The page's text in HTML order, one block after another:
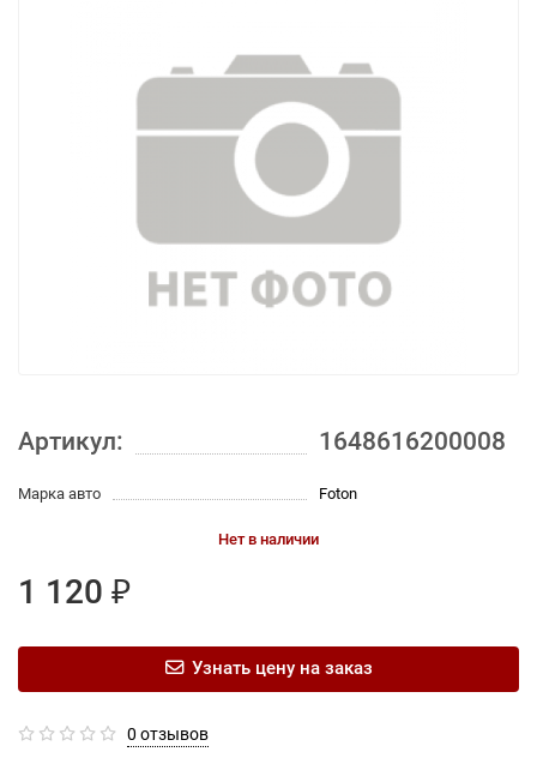
Артикул: 1648616200008
Марка авто Foton
Нет в наличии
1 120 ₽
Узнать цену на заказ
0 отзывов